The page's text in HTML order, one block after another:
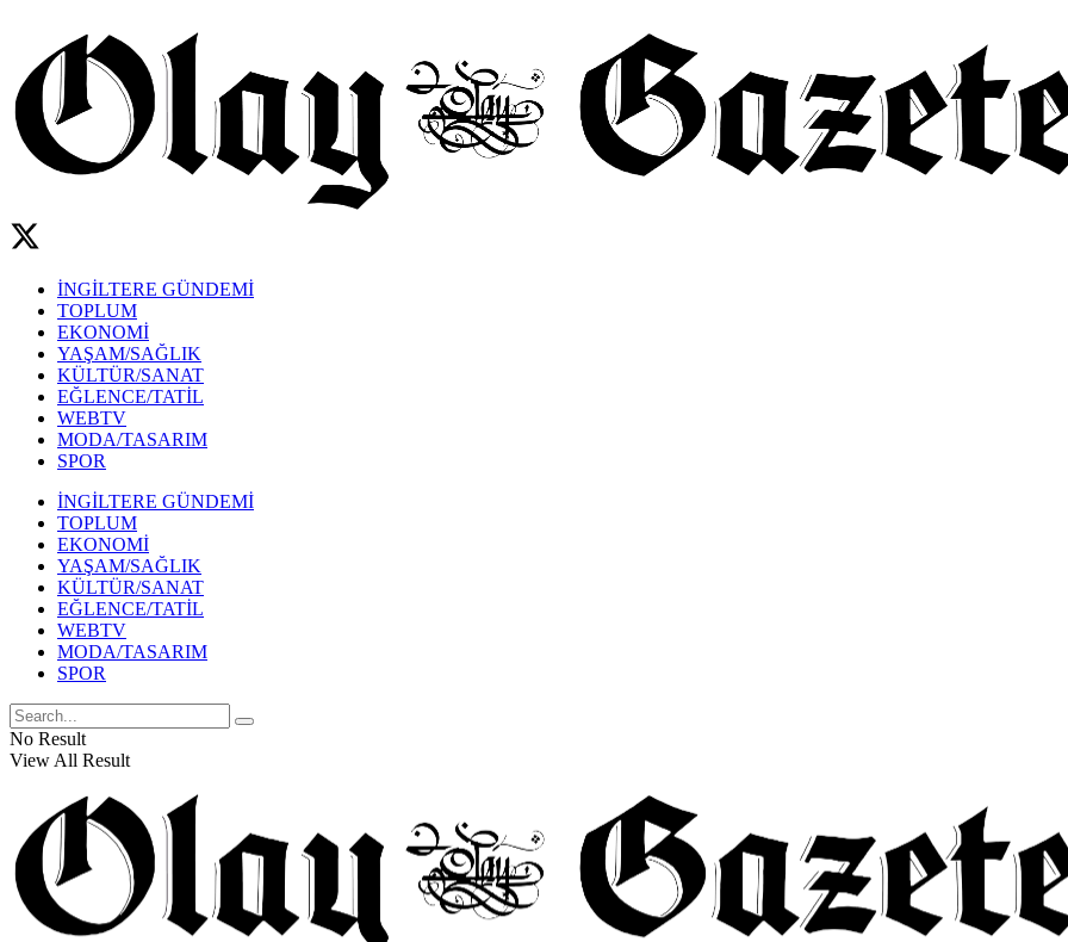
İNGİLTERE GÜNDEMİ
TOPLUM
EKONOMİ
YAŞAM/SAĞLIK
KÜLTÜR/SANAT
EĞLENCE/TATİL
WEBTV
MODA/TASARIM
SPOR
İNGİLTERE GÜNDEMİ
TOPLUM
EKONOMİ
YAŞAM/SAĞLIK
KÜLTÜR/SANAT
EĞLENCE/TATİL
WEBTV
MODA/TASARIM
SPOR
No Result
View All Result